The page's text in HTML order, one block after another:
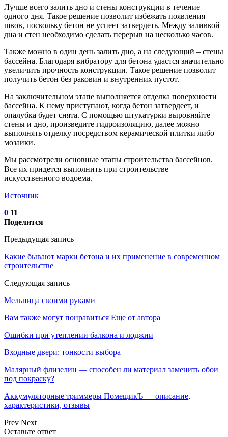
Лучше всего залить дно и стены конструкции в течение
одного дня. Такое решение позволит избежать появления
швов, поскольку бетон не успеет затвердеть. Между заливкой
дна и стен необходимо сделать перерыв на несколько часов.
Также можно в один день залить дно, а на следующий – стены
бассейна. Благодаря вибратору для бетона удастся значительно
увеличить прочность конструкции. Такое решение позволит
получить бетон без раковин и внутренних пустот.
На заключительном этапе выполняется отделка поверхности
бассейна. К нему приступают, когда бетон затвердеет, и
опалубка будет снята. С помощью штукатурки выровняйте
стены и дно, произведите гидроизоляцию, далее можно
выполнять отделку посредством керамической плитки либо
мозаики.
Мы рассмотрели основные этапы строительства бассейнов.
Все их придется выполнить при строительстве
искусственного водоема.
Источник
0 11
Поделится
Предыдущая запись
Какие бывают марки бетона и их применение в современном
строительстве
Следующая запись
Мельница своими руками
Вам также могут понравиться Еще от автора
Ошибки при утеплении балкона и лоджии
Входные двери: тонкости выбора
Малярный флизелин — способен ли материал заменить обои
под покраску?
Аккумуляторные триммеры ПомещикЪ — описание,
характеристики, отзывы
Prev Next
Оставьте ответ